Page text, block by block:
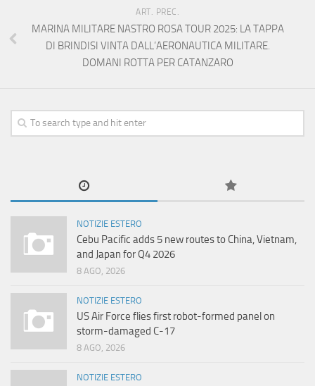
ART. PREC.
MARINA MILITARE NASTRO ROSA TOUR 2025: LA TAPPA
DI BRINDISI VINTA DALL’AERONAUTICA MILITARE.
DOMANI ROTTA PER CATANZARO
NOTIZIE ESTERO
Cebu Pacific adds 5 new routes to China, Vietnam,
and Japan for Q4 2026
8 AGO, 2026
NOTIZIE ESTERO
US Air Force flies first robot-formed panel on
storm-damaged C-17
8 AGO, 2026
NOTIZIE ESTERO